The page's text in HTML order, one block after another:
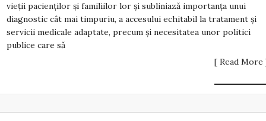
vieții pacienților și familiilor lor și subliniază importanța unui
diagnostic cât mai timpuriu, a accesului echitabil la tratament și
servicii medicale adaptate, precum și necesitatea unor politici
publice care să
[ Read More